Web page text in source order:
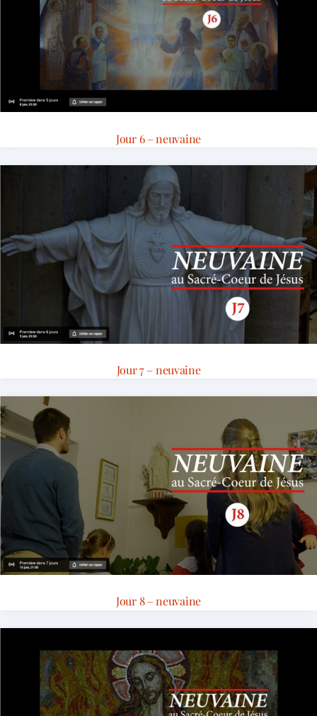
Jour 6 – neuvaine
Jour 7 – neuvaine
Jour 8 – neuvaine